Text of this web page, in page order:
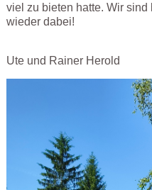
viel zu bieten hatte. Wir sind
wieder dabei!
Ute und Rainer Herold